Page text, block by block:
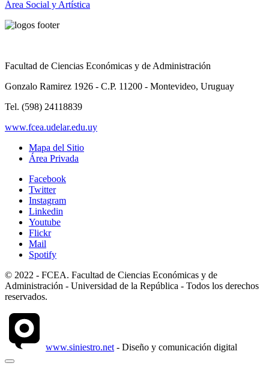
Área Social y Artística
Facultad de Ciencias Económicas y de Administración
Gonzalo Ramirez 1926 - C.P. 11200 - Montevideo, Uruguay
Tel. (598) 24118839
www.fcea.udelar.edu.uy
Mapa del Sitio
Área Privada
Facebook
Twitter
Instagram
Linkedin
Youtube
Flickr
Mail
Spotify
© 2022 - FCEA. Facultad de Ciencias Económicas y de
Administración - Universidad de la República - Todos los derechos
reservados.
www.siniestro.net - Diseño y comunicación digital